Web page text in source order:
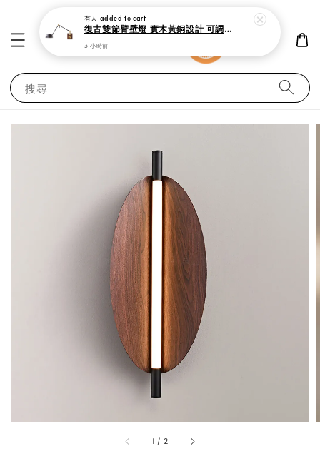
搜尋
1 / 2
有人 added to cart
復古雙節臂壁燈 實木黃銅設計 可調式工作閱讀燈
3 小時前